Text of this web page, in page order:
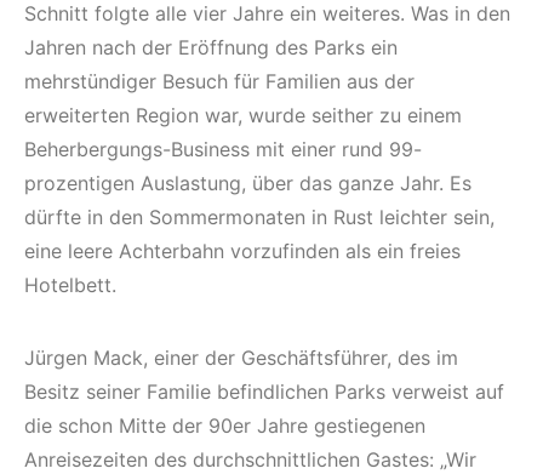
Schnitt folgte alle vier Jahre ein weiteres. Was in den
Jahren nach der Eröffnung des Parks ein
mehrstündiger Besuch für Familien aus der
erweiterten Region war, wurde seither zu einem
Beherbergungs-Business mit einer rund 99-
prozentigen Auslastung, über das ganze Jahr. Es
dürfte in den Sommermonaten in Rust leichter sein,
eine leere Achterbahn vorzufinden als ein freies
Hotelbett.
Jürgen Mack, einer der Geschäftsführer, des im
Besitz seiner Familie befindlichen Parks verweist auf
die schon Mitte der 90er Jahre gestiegenen
Anreisezeiten des durchschnittlichen Gastes: „Wir